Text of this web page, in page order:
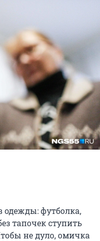
одежды: футболка,
тапочек ступить
не дуло, омичка